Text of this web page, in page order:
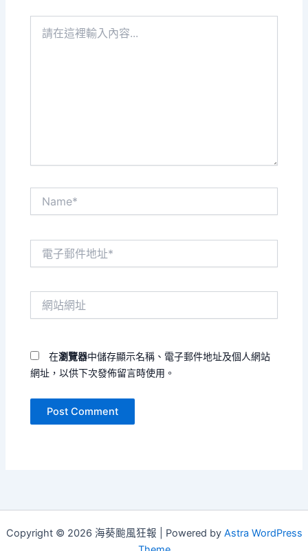
在瀏覽器中儲存顯示名稱、電子郵件地址及個人網站
網址，以供下次發佈留言時使用。
Copyright © 2026 海葵颱風狂報 | Powered by Astra WordPress